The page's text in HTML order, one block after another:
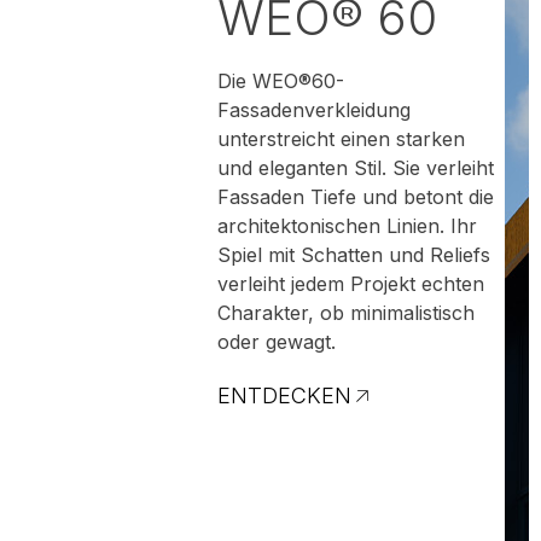
WEO® 60
Die WEO®60-
Fassadenverkleidung
unterstreicht einen starken
und eleganten Stil. Sie verleiht
Fassaden Tiefe und betont die
architektonischen Linien. Ihr
Spiel mit Schatten und Reliefs
verleiht jedem Projekt echten
Charakter, ob minimalistisch
oder gewagt.
ENTDECKEN